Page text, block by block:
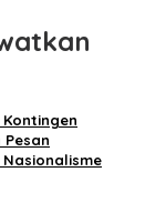
Pesan
Nasionalisme